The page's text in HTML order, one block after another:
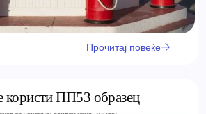
Прочитај повеќе
користи ПП53 образец